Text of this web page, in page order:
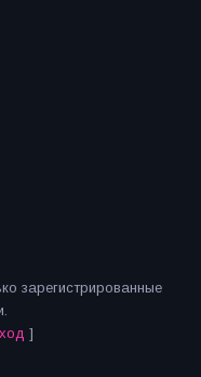
зарегистрированные
]